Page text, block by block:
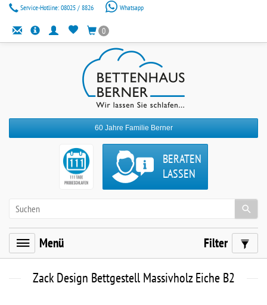
Service-Hotline: 08025 / 8826 Whatsapp
0
60 Jahre Familie Berner
BERATEN
LASSEN
Menü Filter
Zack Design Bettgestell Massivholz Eiche B2